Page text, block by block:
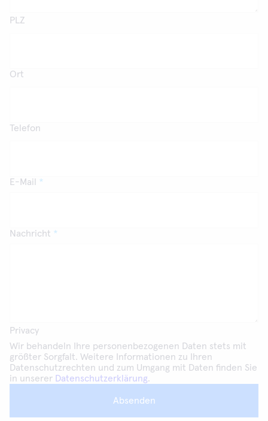
PLZ
Ort
Telefon
E-Mail
Nachricht
Privacy
Wir behandeln Ihre personenbezogenen Daten stets mit
größter Sorgfalt. Weitere Informationen zu Ihren
Datenschutzrechten und zum Umgang mit Daten finden Sie
in unserer Datenschutzerklärung.
Absenden